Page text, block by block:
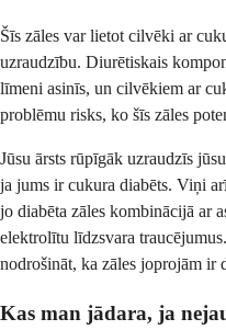
Šīs zāles var lietot cilvēki ar
uzraudzību. Diurētiskais
līmeni asinīs, un cilvēkiem ar
problēmu risks, ko šīs zāles
Jūsu ārsts rūpīgāk uzraudzīs
ja jums ir cukura diabēts. Viņi
jo diabēta zāles kombinācijā ar
elektrolītu līdzsvara
nodrošināt, ka zāles joprojām ir
Kas man jādara, ja